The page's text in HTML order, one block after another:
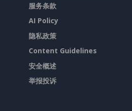
服务条款
AI Policy
隐私政策
Content Guidelines
安全概述
举报投诉